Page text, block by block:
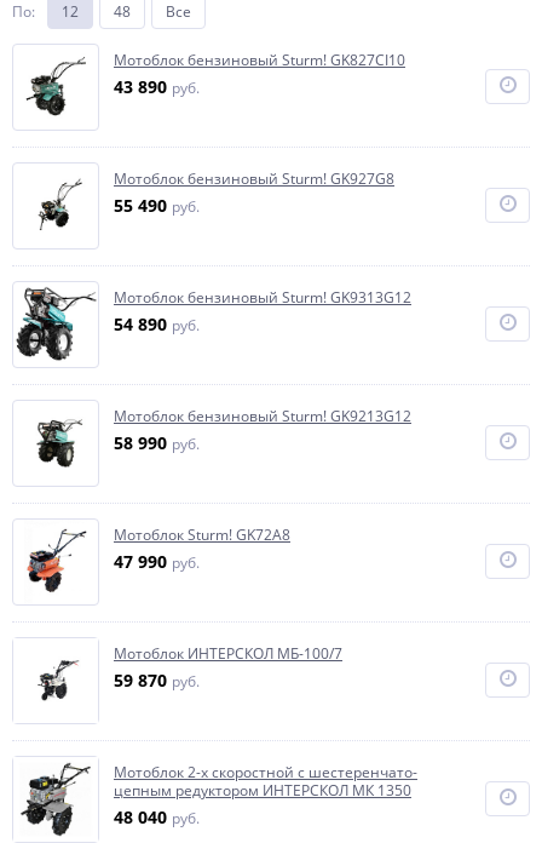
По: 12 48 Все
Мотоблок бензиновый Sturm! GK827CI10
43 890 руб.
Мотоблок бензиновый Sturm! GK927G8
55 490 руб.
Мотоблок бензиновый Sturm! GK9313G12
54 890 руб.
Мотоблок бензиновый Sturm! GK9213G12
58 990 руб.
Мотоблок Sturm! GK72A8
47 990 руб.
Мотоблок ИНТЕРСКОЛ МБ-100/7
59 870 руб.
Мотоблок 2-х скоростной с шестеренчато-
цепным редуктором ИНТЕРСКОЛ МК 1350
48 040 руб.